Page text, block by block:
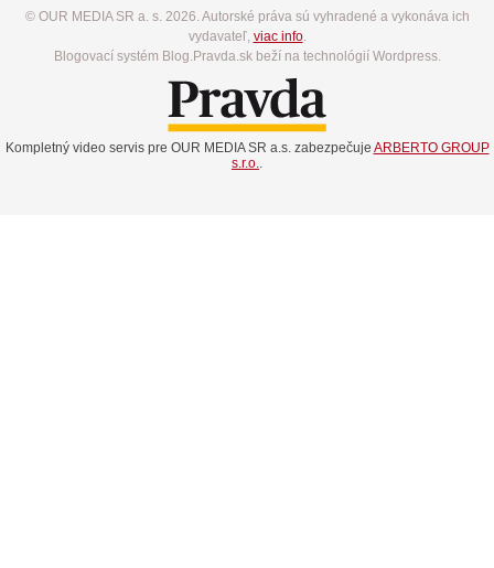
© OUR MEDIA SR a. s. 2026. Autorské práva sú vyhradené a vykonáva ich
vydavateľ, viac info.
Blogovací systém Blog.Pravda.sk beží na technológií Wordpress.
Kompletný video servis pre OUR MEDIA SR a.s. zabezpečuje ARBERTO GROUP
s.r.o.